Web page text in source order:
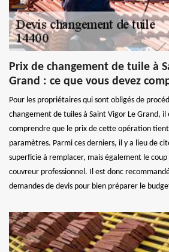
Prix de changement de tuile à
Grand : ce que vous devez
Pour les propriétaires qui sont obligés de
changement de tuiles à Saint Vigor Le Grand, il
comprendre que le prix de cette opération
paramètres. Parmi ces derniers, il y a lieu de
superficie à remplacer, mais également le
couvreur professionnel. Il est donc
demandes de devis pour bien préparer le